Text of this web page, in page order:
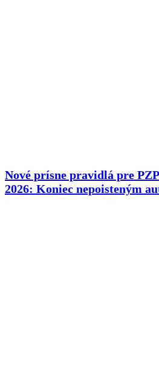
Nové prísne pravidlá pre
2026: Koniec nepoisteným